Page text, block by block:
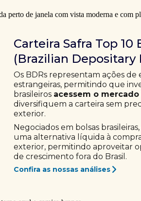
Carteira Safra Top 10
(Brazilian Depositary
Os BDRs representam ações de
estrangeiras, permitindo que
brasileiros acessem o
diversifiquem a carteira sem
exterior.
Negociados em bolsas brasileiras,
uma alternativa líquida à
exterior, permitindo aproveitar
de crescimento fora do Brasil.
Confira as nossas análises